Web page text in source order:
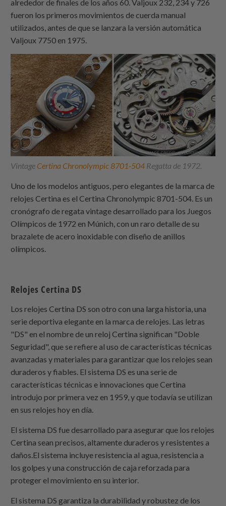
alrededor de finales de los años 60. Valjoux 232, 234 y 726
fueron los primeros movimientos de cuerda manual
utilizados, antes de que se lanzara la versión automática
Valjoux 7750 en 1975.
Vintage Certina Chronolympic 8701-504 Regatta de 1972.
Uno de los modelos antiguos, pero elegantes de la marca de
relojes Certina es el Certina Chronolympic 8701-504. Es un
cronógrafo de regata vintage desarrollado para los Juegos
Olímpicos de 1972 en Múnich, con un raro detalle de su
brazalete de acero inoxidable con diseño de anillos
olímpicos.
Relojes Certina DS
Los relojes Certina DS son otro con una larga historia, una
serie deportiva elegante en la marca de relojes. Las letras
"DS" en el nombre de un reloj Certina significan "Doble
Seguridad", que se refiere al uso de características técnicas
avanzadas y materiales para garantizar que los relojes sean
duraderos y fiables. El sistema DS es una serie de
características técnicas e innovaciones que Certina
introdujo por primera vez en 1959, y que todavía se utilizan
en sus relojes hoy en día.
El sistema DS fue desarrollado para asegurar que los relojes
Certina sean precisos, altamente duraderos y resistentes a
daños.El sistema incluye resistencia al agua, resistencia a
los golpes y una construcción de caja reforzada para
proteger el movimiento en su interior.
El sistema DS garantiza la durabilidad y robustez de los